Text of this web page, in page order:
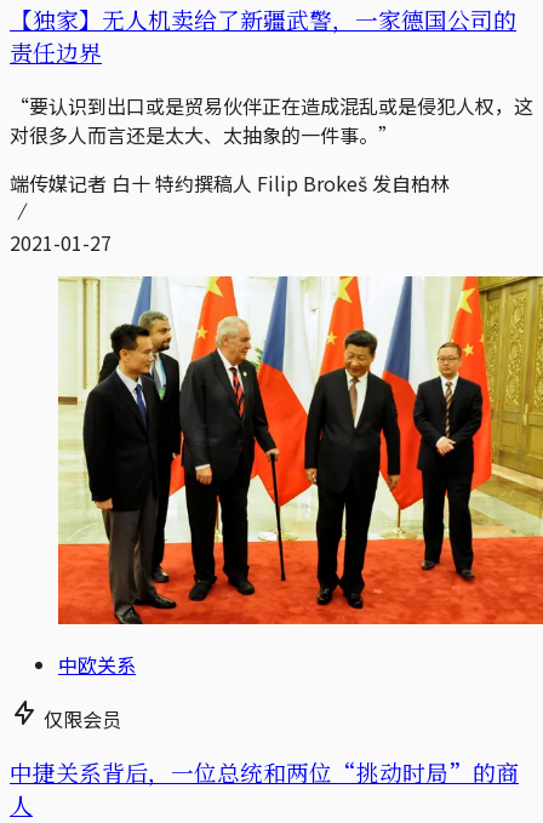
【独家】无人机卖给了新疆武警，一家德国公司的
责任边界
“要认识到出口或是贸易伙伴正在造成混乱或是侵犯人权，这
对很多人而言还是太大、太抽象的一件事。”
端传媒记者 白十 特约撰稿人 Filip Brokeš 发自柏林
2021-01-27
中欧关系
仅限会员
中捷关系背后，一位总统和两位“挑动时局”的商
人